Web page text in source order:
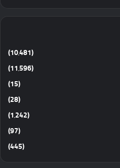
(10٬481)
(11٬596)
(15)
(28)
(1٬242)
(97)
(445)